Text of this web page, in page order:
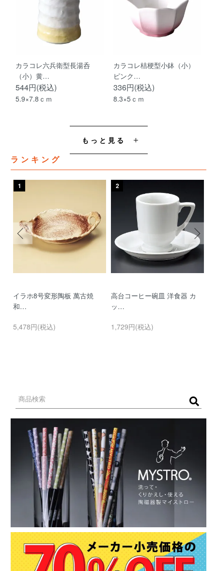
カラコレ六兵衛型長湯呑
（小）黄…
544円(税込)
5.9×7.8ｃｍ
カラコレ桔梗型小鉢（小）
ピンク…
336円(税込)
8.3×5ｃｍ
もっと見る
ランキング
1
イラホ8号変形陶板 萬古焼
和…
5,478円(税込)
2
高台コーヒー碗皿 洋食器 カ
ッ…
1,729円(税込)